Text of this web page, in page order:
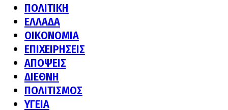
ΠΟΛΙΤΙΚΗ
ΕΛΛΑΔΑ
ΟΙΚΟΝΟΜΙΑ
ΕΠΙΧΕΙΡΗΣΕΙΣ
ΑΠΟΨΕΙΣ
ΔΙΕΘΝΗ
ΠΟΛΙΤΙΣΜΟΣ
ΥΓΕΙΑ